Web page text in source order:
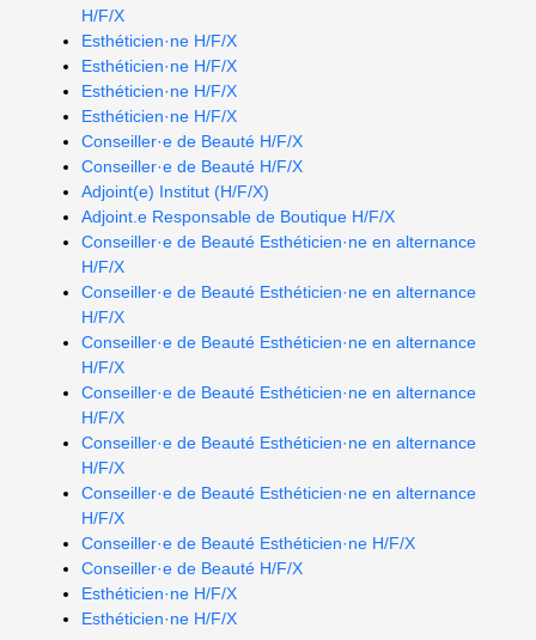
H/F/X
Esthéticien·ne H/F/X
Esthéticien·ne H/F/X
Esthéticien·ne H/F/X
Esthéticien·ne H/F/X
Conseiller·e de Beauté H/F/X
Conseiller·e de Beauté H/F/X
Adjoint(e) Institut (H/F/X)
Adjoint.e Responsable de Boutique H/F/X
Conseiller·e de Beauté Esthéticien·ne en alternance
H/F/X
Conseiller·e de Beauté Esthéticien·ne en alternance
H/F/X
Conseiller·e de Beauté Esthéticien·ne en alternance
H/F/X
Conseiller·e de Beauté Esthéticien·ne en alternance
H/F/X
Conseiller·e de Beauté Esthéticien·ne en alternance
H/F/X
Conseiller·e de Beauté Esthéticien·ne en alternance
H/F/X
Conseiller·e de Beauté Esthéticien·ne H/F/X
Conseiller·e de Beauté H/F/X
Esthéticien·ne H/F/X
Esthéticien·ne H/F/X